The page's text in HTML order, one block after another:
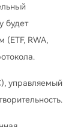
будет
RWA,
управляемый